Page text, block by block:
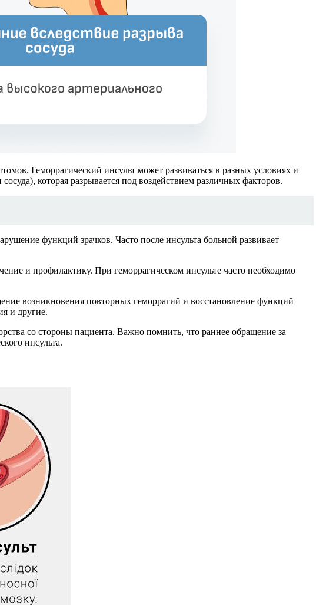
Геморрагический инсульт может развиваться в разных условиях и
которая разрывается под воздействием различных факторов.
функций зрачков. Часто после инсульта больной развивает
и профилактику. При геморрагическом инсульте часто необходимо
возникновения повторных геморрагий и восстановление функций
и другие.
со стороны пациента. Важно помнить, что раннее обращение за
инсульта.